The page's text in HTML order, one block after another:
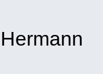
Hermann